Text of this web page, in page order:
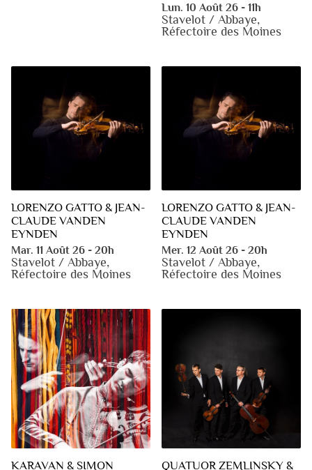
Lun. 10 Août 26 - 11h
Stavelot / Abbaye,
Réfectoire des Moines
LORENZO GATTO & JEAN-
CLAUDE VANDEN
EYNDEN
Mar. 11 Août 26 - 20h
Stavelot / Abbaye,
Réfectoire des Moines
LORENZO GATTO & JEAN-
CLAUDE VANDEN
EYNDEN
Mer. 12 Août 26 - 20h
Stavelot / Abbaye,
Réfectoire des Moines
KARAVAN & SIMON
QUATUOR ZEMLINSKY &